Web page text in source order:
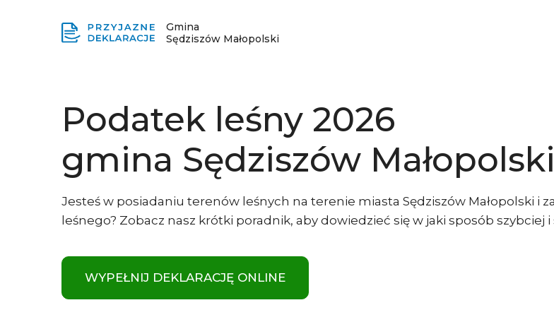
Gmina
Sędziszów Małopolski
Podatek leśny 2026
gmina Sędziszów Małopolski
Jesteś w posiadaniu terenów leśnych na terenie miasta Sędziszów Małopolski i
leśnego? Zobacz nasz krótki poradnik, aby dowiedzieć się w jaki sposób szybciej
WYPEŁNIJ DEKLARACJĘ ONLINE